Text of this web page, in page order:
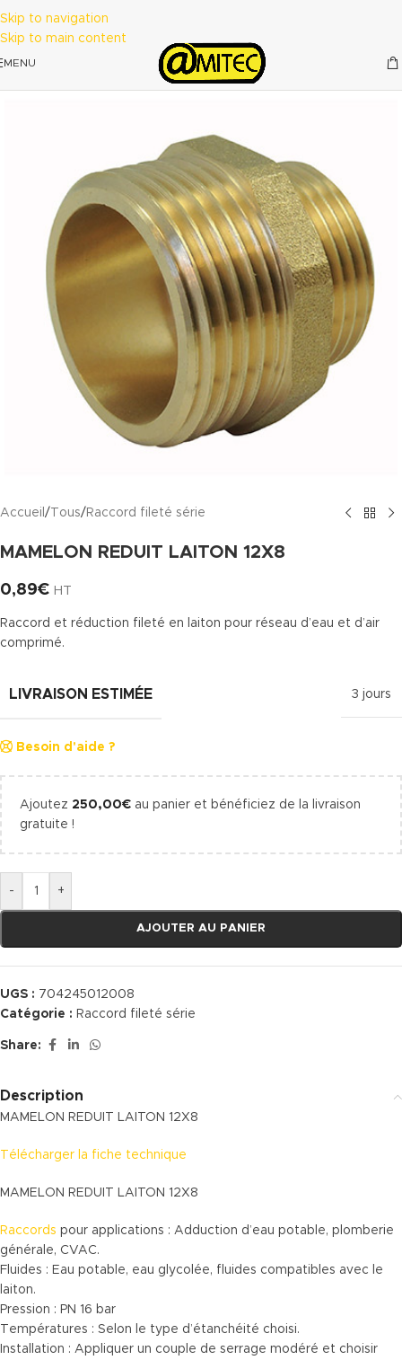
Skip to navigation
Skip to main content
MENU
Accueil / Tous/ Raccord fileté série
MAMELON REDUIT LAITON 12X8
0,89€ HT
Raccord et réduction fileté en laiton pour réseau d’eau et d’air
comprimé.
LIVRAISON ESTIMÉE 3 jours
Besoin d'aide ?
Ajoutez 250,00€ au panier et bénéficiez de la livraison
gratuite !
- +
AJOUTER AU PANIER
UGS : 704245012008
Catégorie : Raccord fileté série
Share:
Description
MAMELON REDUIT LAITON 12X8
Télécharger la fiche technique
MAMELON REDUIT LAITON 12X8
Raccords pour applications : Adduction d’eau potable, plomberie
générale, CVAC.
Fluides : Eau potable, eau glycolée, fluides compatibles avec le
laiton.
Pression : PN 16 bar
Températures : Selon le type d’étanchéité choisi.
Installation : Appliquer un couple de serrage modéré et choisir